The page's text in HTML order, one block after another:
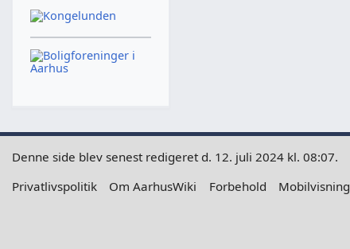
Denne side blev senest redigeret d. 12. juli 2024 kl. 08:07.
Privatlivspolitik
Om AarhusWiki Forbehold Mobilvisning